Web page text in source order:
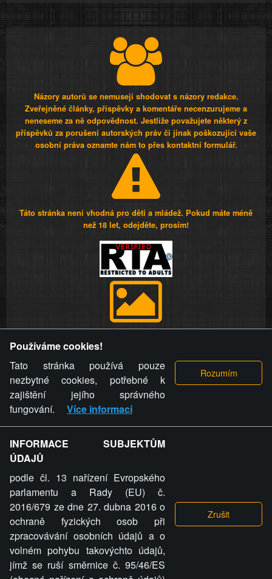
Názory autorů se nemusejí shodovat s názory redakce.
Zveřejněné články, příspěvky a komentáře necenzurujeme a
neneseme za ně odpovědnost. Jestliže považujete některý z
příspěvků za porušení autorských práv či jinak poškozující vaše
osobní práva oznamte nám to přes kontaktní formulář.
Táto stránka není vhodná pro děti a mládež. Pokud máte méně
než 18 let, odejděte, prosím!
videa a komentáře. Osoba, které se toto opatření provozovatele
stránky týče, ani osoba, která umístila fotografii nebo video na
stránku, nemůže z důvodu odstranění fotografie, videa nebo
komentáře pro výše uvedenou okolnost uplatnit vůči
provozovateli stránky žádný nárok na náhradu škody nebo
nemajetkové újmy.
ZVRÁCENÝ.CZ - Svět není zvrácenej. To jen
ty lidi...
ZVRÁCENÝ.CZ
PRAVIDLA A PODMÍNKY GDPR
Používáme cookies!
Tato stránka používá pouze
nezbytné cookies, potřebné k
zajištění jejího správného
fungování.
Více informací
INFORMACE SUBJEKTŮM
ÚDAJŮ
podle čl. 13 nařízení Evropského
parlamentu a Rady (EU) č.
2016/679 ze dne 27. dubna 2016 o
ochraně fyzických osob při
zpracovávání osobních údajů a o
volném pohybu takovýchto údajů,
jímž se ruší směrnice č. 95/46/ES